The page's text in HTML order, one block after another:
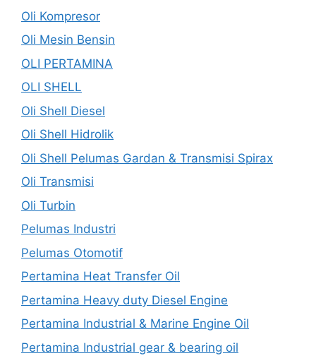
Oli Kompresor
Oli Mesin Bensin
OLI PERTAMINA
OLI SHELL
Oli Shell Diesel
Oli Shell Hidrolik
Oli Shell Pelumas Gardan & Transmisi Spirax
Oli Transmisi
Oli Turbin
Pelumas Industri
Pelumas Otomotif
Pertamina Heat Transfer Oil
Pertamina Heavy duty Diesel Engine
Pertamina Industrial & Marine Engine Oil
Pertamina Industrial gear & bearing oil